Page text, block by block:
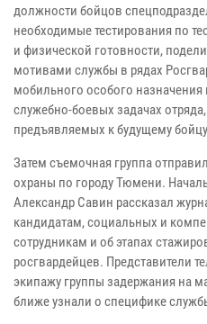
должности бойцов
необходимые тестирования по
и физической готовности,
мотивами службы в рядах
мобильного особого
служебно-боевых задачах
предъявляемых к будущему
Затем съемочная группа
охраны по городу Тюмени.
Александр Савин рассказал
кандидатам, социальных и
сотрудникам и об этапах
росгвардейцев. Представители
экипажу группы задержания на
ближе узнали о специфике